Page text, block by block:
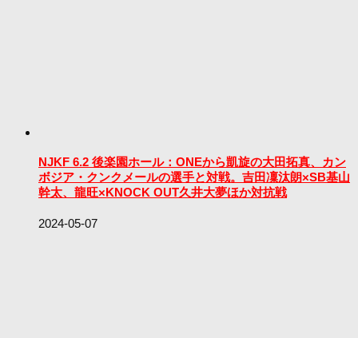
NJKF 6.2 後楽園ホール：ONEから凱旋の大田拓真、カン
ボジア・クンクメールの選手と対戦。吉田凜汰朗×SB基山
幹太、龍旺×KNOCK OUT久井大夢ほか対抗戦
2024-05-07